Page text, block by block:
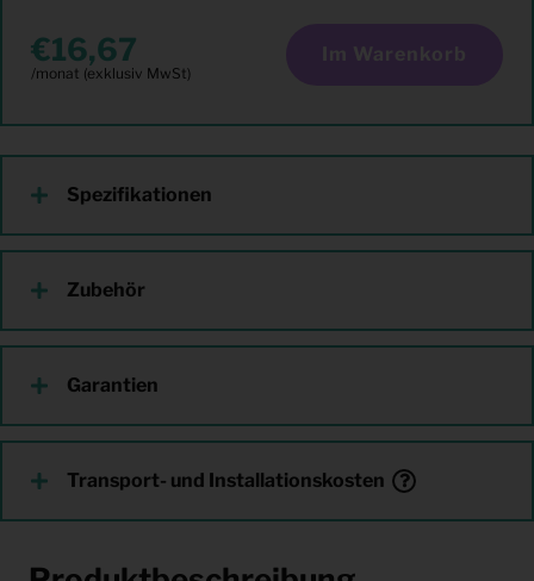
16,67 Im Warenkorb
Spezifikationen
Zubehör
Garantien
Transport- und Installationskosten